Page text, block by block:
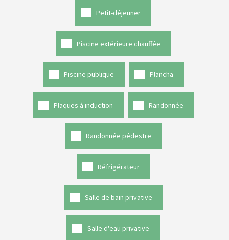
Petit-déjeuner
Piscine extérieure chauffée
Piscine publique Plancha
Plaques à induction Randonnée
Randonnée pédestre
Réfrigérateur
Salle de bain privative
Salle d'eau privative